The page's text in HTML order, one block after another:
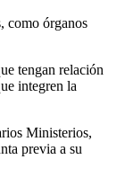
como órganos
tengan relación
integren la
Ministerios,
previa a su